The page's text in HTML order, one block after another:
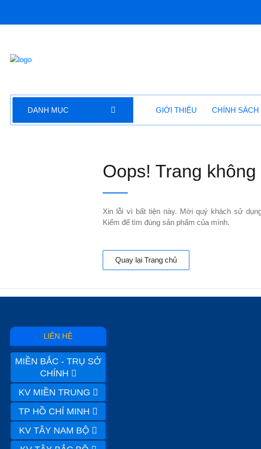
DANH MỤC GIỚI THIỆU CHÍNH
Oops! Trang không
Xin lỗi vì bất tiện này. Mời quý khách sử
Kiếm để tìm đúng sản phẩm của mình.
Quay lại Trang chủ
LIÊN HỆ
MIỀN BẮC - TRỤ SỞ
CHÍNH
KV MIỀN TRUNG
TP HỒ CHÍ MINH
KV TÂY NAM BỘ